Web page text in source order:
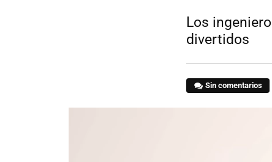
Los
divertidos
Sin comentarios